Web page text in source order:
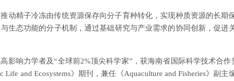
动精子冷冻由传统资源保存向分子育种转化，实现种质资源的长期
生态功能的分子机制，通过基础研究与产业需求的协同创新，促进
响力学者及“全球前2%顶尖科学家”，获海南省国际科学技术合
and Ecosystems》期刊，兼任《Aquaculture and Fisheries》副